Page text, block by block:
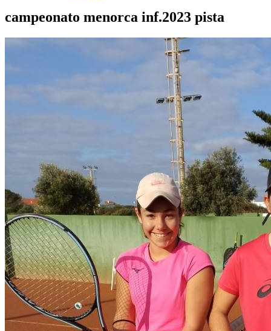
campeonato menorca inf.2023 pista